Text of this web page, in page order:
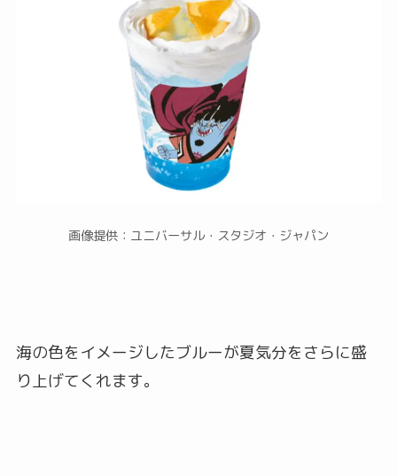
画像提供：ユニバーサル・スタジオ・ジャパン
海の色をイメージしたブルーが夏気分をさらに盛
り上げてくれます。